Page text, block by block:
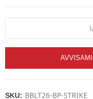
SKU: BBLT26-BP-STRIKE